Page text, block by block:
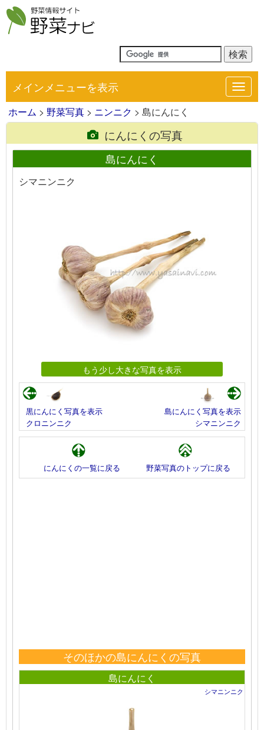
メインメニューを表示
ホーム > 野菜写真 > ニンニク > 島にんにく
にんにくの写真
島にんにく
シマニンニク
もう少し大きな写真を表示
黒にんにく写真を表示
クロニンニク
島にんにく写真を表示
シマニンニク
にんにくの一覧に戻る 野菜写真のトップに戻る
そのほかの島にんにくの写真
島にんにく
シマニンニク